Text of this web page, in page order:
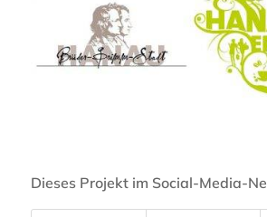
Dieses Projekt im Social-Media-